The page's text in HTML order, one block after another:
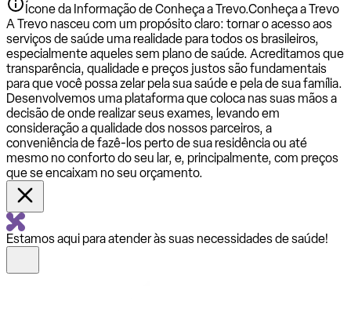
Ícone da Informação de Conheça a Trevo.Conheça a Trevo
A Trevo nasceu com um propósito claro: tornar o acesso aos
serviços de saúde uma realidade para todos os brasileiros,
especialmente aqueles sem plano de saúde. Acreditamos que
transparência, qualidade e preços justos são fundamentais
para que você possa zelar pela sua saúde e pela de sua família.
Desenvolvemos uma plataforma que coloca nas suas mãos a
decisão de onde realizar seus exames, levando em
consideração a qualidade dos nossos parceiros, a
conveniência de fazê-los perto de sua residência ou até
mesmo no conforto do seu lar, e, principalmente, com preços
que se encaixam no seu orçamento.
Estamos aqui para atender às suas necessidades de saúde!